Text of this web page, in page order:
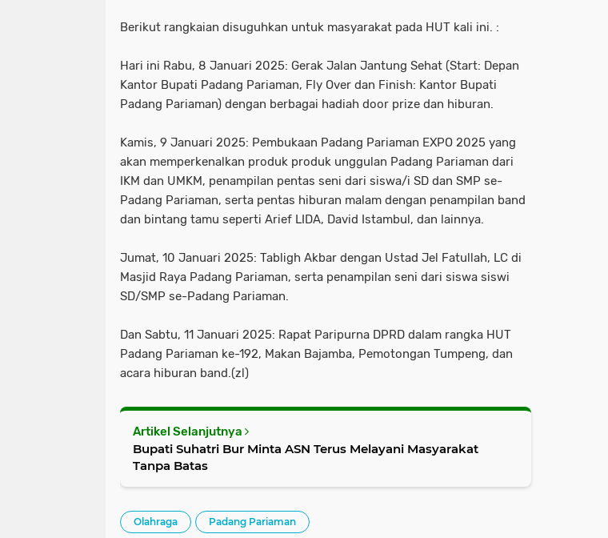
Berikut rangkaian disuguhkan untuk masyarakat pada HUT kali ini. :
Hari ini Rabu, 8 Januari 2025: Gerak Jalan Jantung Sehat (Start: Depan
Kantor Bupati Padang Pariaman, Fly Over dan Finish: Kantor Bupati
Padang Pariaman) dengan berbagai hadiah door prize dan hiburan.
Kamis, 9 Januari 2025: Pembukaan Padang Pariaman EXPO 2025 yang
akan memperkenalkan produk produk unggulan Padang Pariaman dari
IKM dan UMKM, penampilan pentas seni dari siswa/i SD dan SMP se-
Padang Pariaman, serta pentas hiburan malam dengan penampilan band
dan bintang tamu seperti Arief LIDA, David Istambul, dan lainnya.
Jumat, 10 Januari 2025: Tabligh Akbar dengan Ustad Jel Fatullah, LC di
Masjid Raya Padang Pariaman, serta penampilan seni dari siswa siswi
SD/SMP se-Padang Pariaman.
Dan Sabtu, 11 Januari 2025: Rapat Paripurna DPRD dalam rangka HUT
Padang Pariaman ke-192, Makan Bajamba, Pemotongan Tumpeng, dan
acara hiburan band.(zl)
Artikel Selanjutnya
Bupati Suhatri Bur Minta ASN Terus Melayani Masyarakat
Tanpa Batas
Olahraga Padang Pariaman